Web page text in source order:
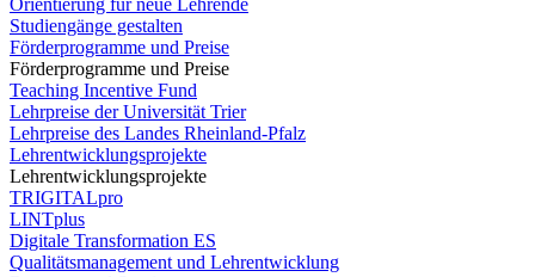
Orientierung für neue Lehrende
Studiengänge gestalten
Förderprogramme und Preise
Förderprogramme und Preise
Teaching Incentive Fund
Lehrpreise der Universität Trier
Lehrpreise des Landes Rheinland-Pfalz
Lehrentwicklungsprojekte
Lehrentwicklungsprojekte
TRIGITALpro
LINTplus
Digitale Transformation ES
Qualitätsmanagement und Lehrentwicklung